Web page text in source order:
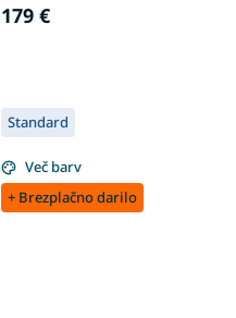
179 €
Standard
Več barv
+ Brezplačno darilo